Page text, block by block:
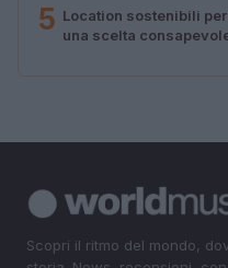
5 Location sostenibili
una scelta
Scopri il ritmo del mondo,